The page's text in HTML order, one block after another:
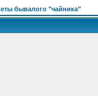
бывалого "чайника"